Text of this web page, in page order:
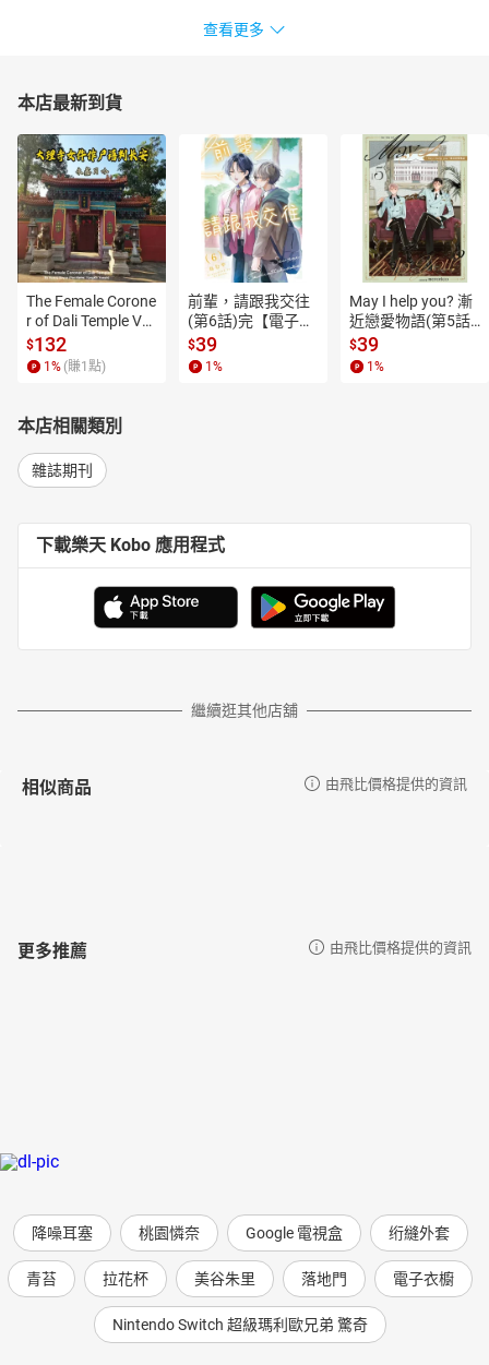
查看更多
本店最新到貨
The Female Corone
r of Dali Temple Vo
l.6【有聲書】
$132
1 % (賺1 點)
前輩，請跟我交往
(第6話)完【電子
書】
$39
1 %
May I help you? 漸
近戀愛物語(第5話)
【電子書】
$39
1 %
本店相關類別
雜誌期刊
下載樂天 Kobo 應用程式
繼續逛其他店舖
相似商品 由飛比價格提供的資訊
更多推薦 由飛比價格提供的資訊
降噪耳塞 桃園憐奈 Google 電視盒 绗縫外套
青苔 拉花杯 美谷朱里 落地門 電子衣櫥
Nintendo Switch 超級瑪利歐兄弟 驚奇